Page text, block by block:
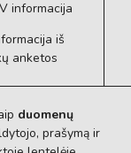
informacija
iš
anketos
duomenų
prašymą ir